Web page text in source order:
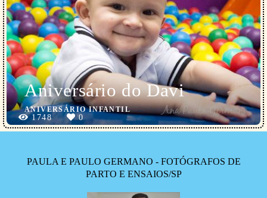
Aniversário do Davi
ANIVERSÁRIO INFANTIL
1748 0
PAULA E PAULO GERMANO - FOTÓGRAFOS DE
PARTO E ENSAIOS/SP